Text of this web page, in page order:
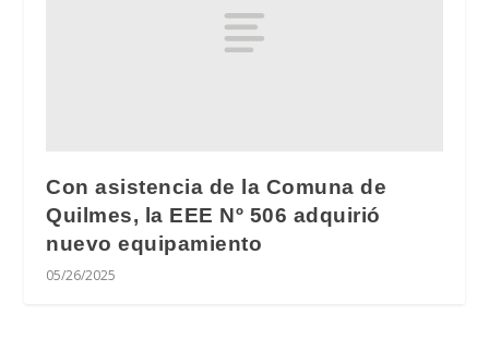
Con asistencia de la Comuna de
Quilmes, la EEE Nº 506 adquirió
nuevo equipamiento
05/26/2025